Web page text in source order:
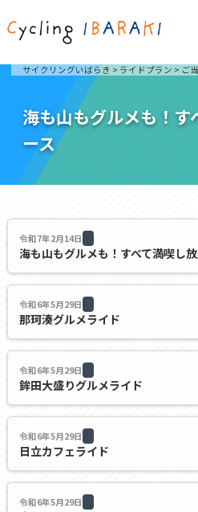
サイクリングいばらき > ライドプラン > ご
海も山もグルメも！す
ース
令和7年2月14日
海も山もグルメも！すべて満喫し
令和6年5月29日
那珂湊グルメライド
令和6年5月29日
鉾田大盛りグルメライド
令和6年5月29日
日立カフェライド
令和6年5月29日